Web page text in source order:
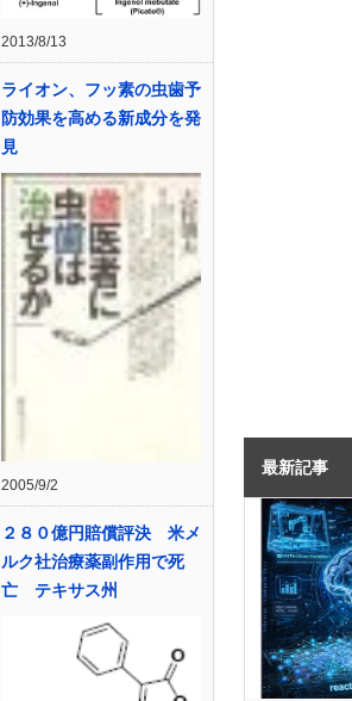
2013/8/13
ライオン、フッ素の虫歯予
防効果を高める新成分を発
見
2005/9/2
２８０億円賠償評決 米メ
ルク社治療薬副作用で死
亡 テキサス州
最新記事